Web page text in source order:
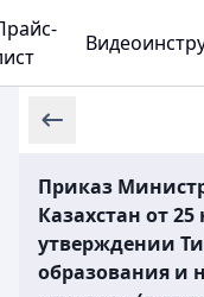
Приказ
Казахстан от
утверждении
образования и